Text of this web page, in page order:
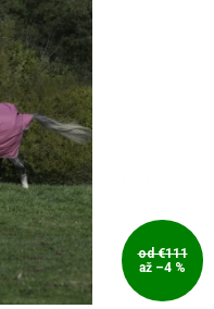
od €111
až –4 %